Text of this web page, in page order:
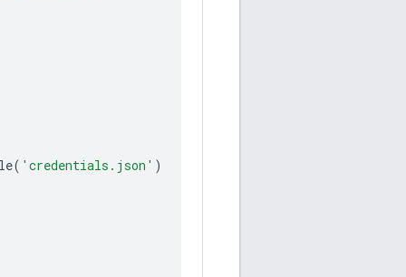
( 'credentials.json' )